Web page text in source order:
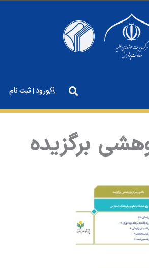
ورود | ثبت نام
برگزیده